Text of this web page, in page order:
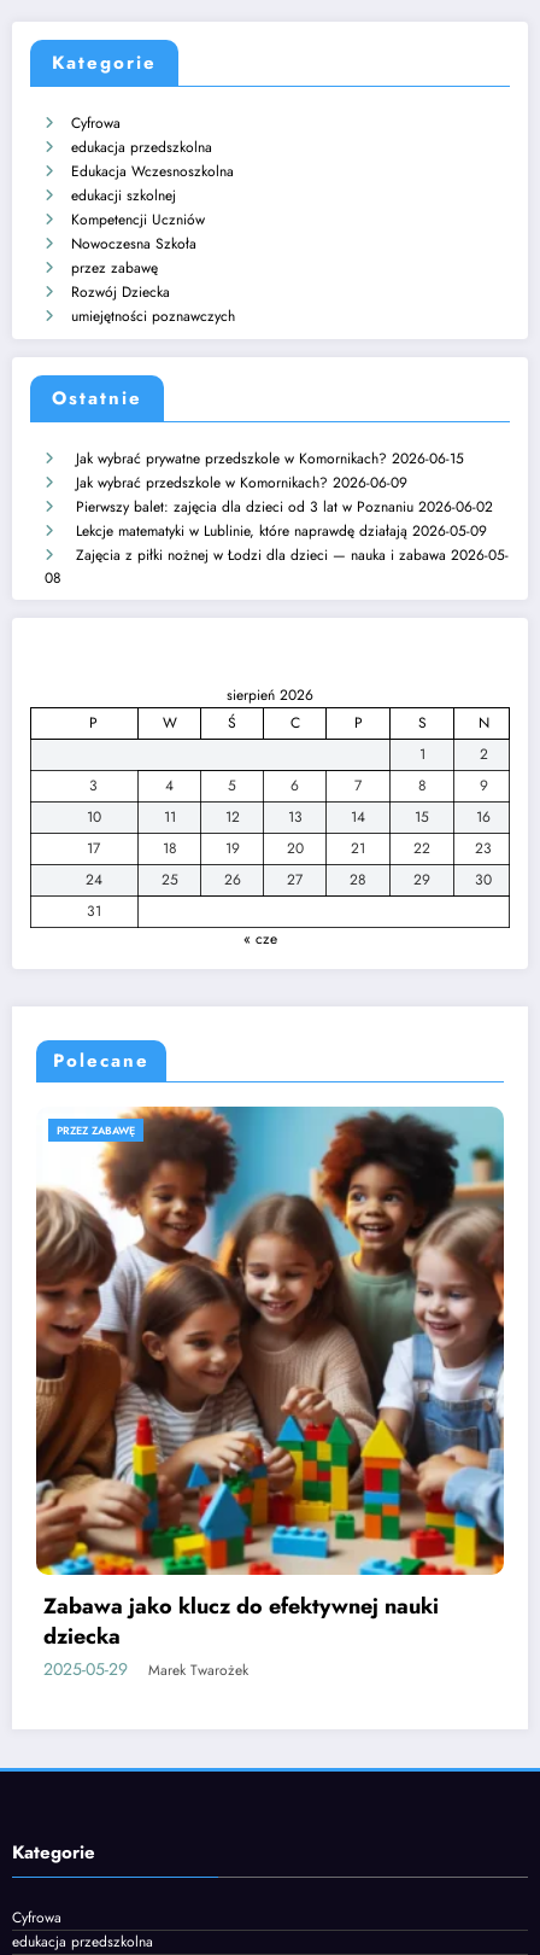
Kategorie
Cyfrowa
edukacja przedszkolna
Edukacja Wczesnoszkolna
edukacji szkolnej
Kompetencji Uczniów
Nowoczesna Szkoła
przez zabawę
Rozwój Dziecka
umiejętności poznawczych
Ostatnie
Jak wybrać prywatne przedszkole w Komornikach? 2026-06-15
Jak wybrać przedszkole w Komornikach? 2026-06-09
Pierwszy balet: zajęcia dla dzieci od 3 lat w Poznaniu 2026-06-02
Lekcje matematyki w Lublinie, które naprawdę działają 2026-05-09
Zajęcia z piłki nożnej w Łodzi dla dzieci — nauka i zabawa 2026-05-
08
sierpień 2026
P
W Ś C P S
N
1
2
3
4 5 6 7 8
9
10
11 12 13 14 15
16
17
18 19 20 21 22
23
24
25 26 27 28 29
30
31
« cze
Polecane
ROZWÓJ DZIECKA
Etapy rozwoju mowy u dzieci i jak je
wspierać
2025-06-05 Marek Twarożek
Kategorie
Cyfrowa
edukacja przedszkolna